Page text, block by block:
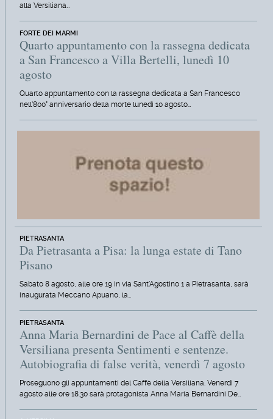
alla Versiliana…
FORTE DEI MARMI
Quarto appuntamento con la rassegna dedicata
a San Francesco a Villa Bertelli, lunedì 10
agosto
Quarto appuntamento con la rassegna dedicata a San Francesco
nell'800° anniversario della morte lunedì 10 agosto…
PIETRASANTA
Da Pietrasanta a Pisa: la lunga estate di Tano
Pisano
Sabato 8 agosto, alle ore 19 in via Sant'Agostino 1 a Pietrasanta, sarà
inaugurata Meccano Apuano, la…
PIETRASANTA
Anna Maria Bernardini de Pace al Caffè della
Versiliana presenta Sentimenti e sentenze.
Autobiografia di false verità, venerdì 7 agosto
Proseguono gli appuntamenti del Caffè della Versiliana. Venerdì 7
agosto alle ore 18.30 sarà protagonista Anna Maria Bernardini De…